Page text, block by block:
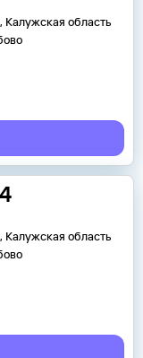
Калужская область
Калужская область